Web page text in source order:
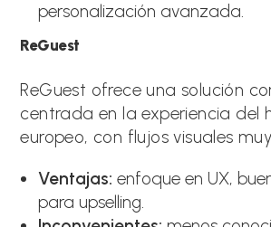
personalización avanzada.
ReGuest
ReGuest ofrece una solución
centrada en la experiencia del
europeo, con flujos visuales
Ventajas: enfoque en UX,
para upselling.